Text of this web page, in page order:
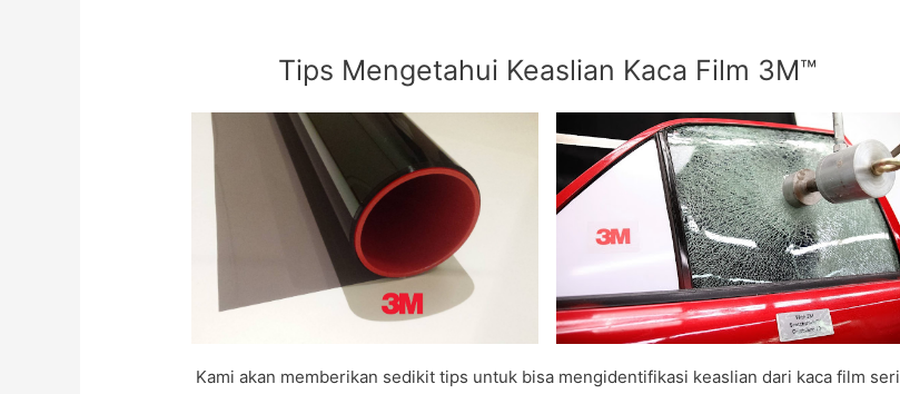
Tips Mengetahui Keaslian Kaca Film 3M™
Kami akan memberikan sedikit tips untuk bisa mengidentifikasi keaslian dari kaca film seri